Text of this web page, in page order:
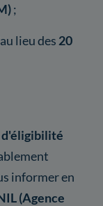
;
lieu des 20
informer en
(Agence